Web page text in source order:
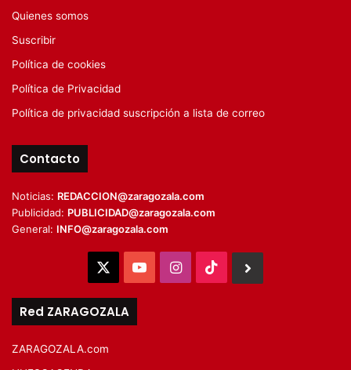
Quienes somos
Suscribir
Política de cookies
Política de Privacidad
Política de privacidad suscripción a lista de correo
Contacto
Noticias: REDACCION@zaragozala.com
Publicidad: PUBLICIDAD@zaragozala.com
General: INFO@zaragozala.com
YouTubeInstagram
TikTok
Red ZARAGOZALA
ZARAGOZALA.com